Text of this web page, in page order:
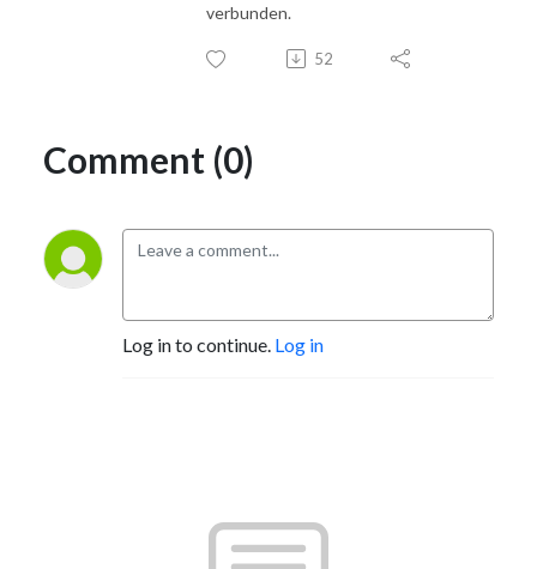
verbunden.
52
Comment (0)
Log in to continue. Log in